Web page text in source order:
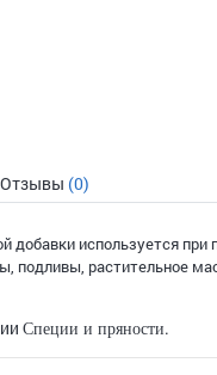
Отзывы (0)
добавки используется
подливы, растительное
Специи и пряности.